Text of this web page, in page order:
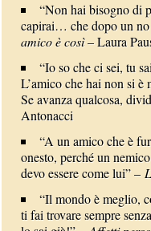
“Non hai bisogno di
capirai… che dopo un
amico è così– Laura
“Io so che ci sei, tu
L’amico che hai non si è
Se avanza qualcosa,
Antonacci
“A un amico che è
onesto, perché un
devo essere come lui” –
“Il mondo è meglio,
ti fai trovare sempre